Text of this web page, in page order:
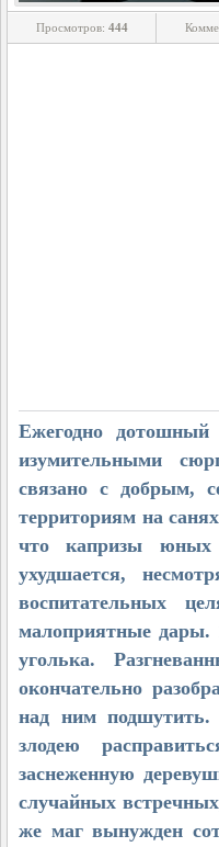
Просмотров: 444
Ежегодно дотошный
изумительными
связано с добрым,
территориям на
что капризы юных
ухудшается,
воспитательных
малоприятные дары.
уголька.
окончательно
над ним подшутить.
злодею
заснеженную
случайных
же маг вынужден